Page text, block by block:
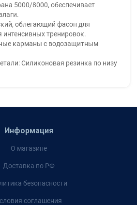
5000/8000, обеспечивает
облегающий фасон для
тренировок.
карманы с водозащитным
Силиконовая резинка по низу
Информация
О магазине
Доставка по РФ
безопасности
соглашения